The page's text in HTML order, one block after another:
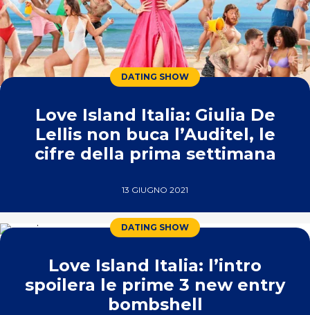
DATING SHOW
Love Island Italia: Giulia De
Lellis non buca l’Auditel, le
cifre della prima settimana
13 GIUGNO 2021
DATING SHOW
Love Island Italia: l’intro
spoilera le prime 3 new entry
bombshell